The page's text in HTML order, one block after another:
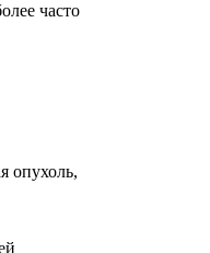
часто
опухоль,